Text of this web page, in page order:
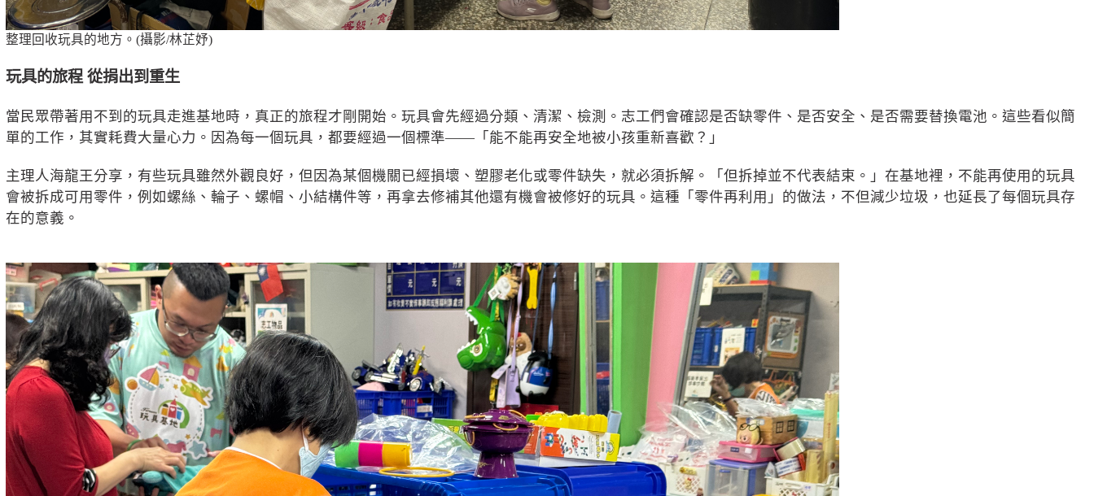
整理回收玩具的地方。(攝影/林芷妤)
玩具的旅程 從捐出到重生
當民眾帶著用不到的玩具走進基地時，真正的旅程才剛開始。玩具會先經過分類、清潔、檢測。志工們會確認是否缺零件、是否安全、是否需要替換電池。這些看似簡
單的工作，其實耗費大量心力。因為每一個玩具，都要經過一個標準——「能不能再安全地被小孩重新喜歡？」
主理人海龍王分享，有些玩具雖然外觀良好，但因為某個機關已經損壞、塑膠老化或零件缺失，就必須拆解。「但拆掉並不代表結束。」在基地裡，不能再使用的玩具
會被拆成可用零件，例如螺絲、輪子、螺帽、小結構件等，再拿去修補其他還有機會被修好的玩具。這種「零件再利用」的做法，不但減少垃圾，也延長了每個玩具存
在的意義。